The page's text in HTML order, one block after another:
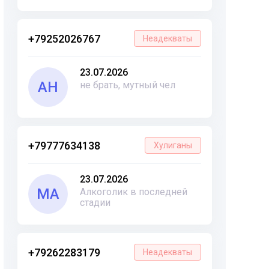
+79252026767 Неадекваты
АН
23.07.2026
не брать, мутный чел
+79777634138 Хулиганы
МА
23.07.2026
Алкоголик в последней
стадии
+79262283179 Неадекваты